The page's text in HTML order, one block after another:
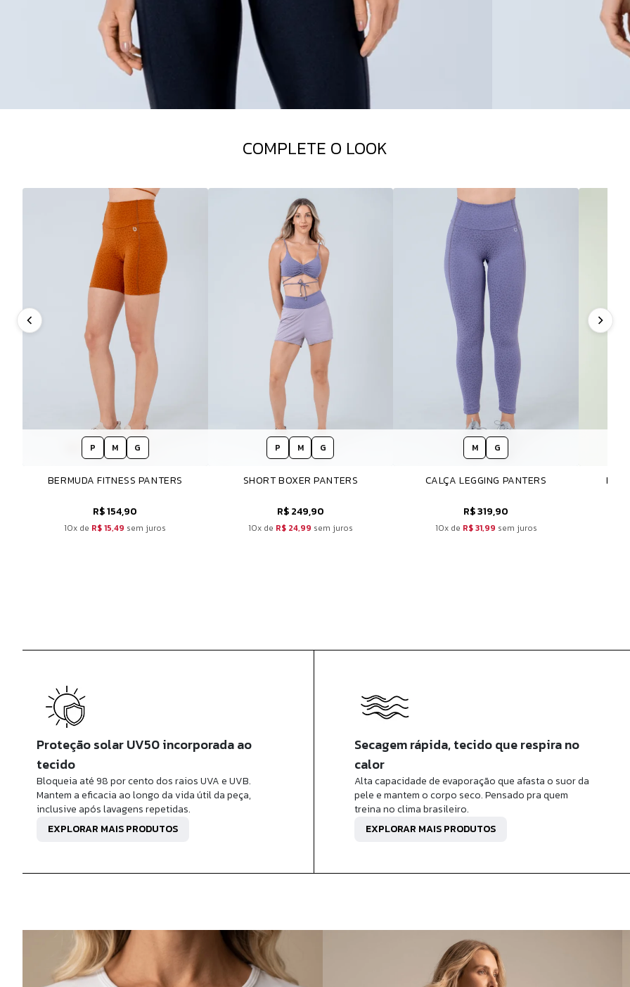
COMPLETE O LOOK
P M G
BERMUDA FITNESS PANTERS
R$ 154,90
10x de R$ 15,49 sem juros
P M G
SHORT BOXER PANTERS
R$ 249,90
10x de R$ 24,99 sem juros
M G
CALÇA LEGGING PANTERS
R$ 319,90
10x de R$ 31,99 sem juros
Proteção solar UV50 incorporada ao
tecido
Bloqueia até 98 por cento dos raios UVA e UVB.
Mantem a eficacia ao longo da vida útil da peça,
inclusive após lavagens repetidas.
EXPLORAR MAIS PRODUTOS
Secagem rápida, tecido que respira no
calor
Alta capacidade de evaporação que afasta o suor da
pele e mantem o corpo seco. Pensado pra quem
treina no clima brasileiro.
EXPLORAR MAIS PRODUTOS